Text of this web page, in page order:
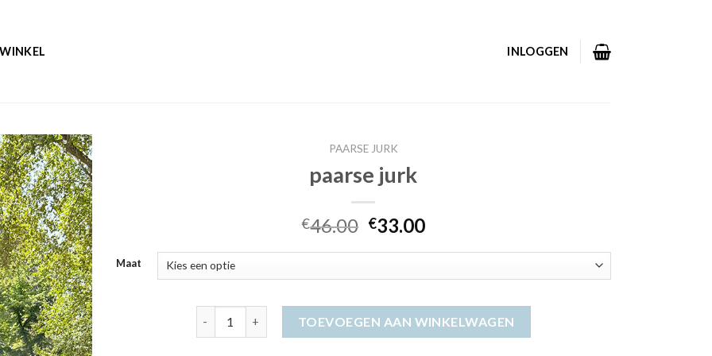
WINKEL INLOGGEN
PAARSE JURK
paarse jurk
€46.00 €33.00
Maat
TOEVOEGEN AAN WINKELWAGEN